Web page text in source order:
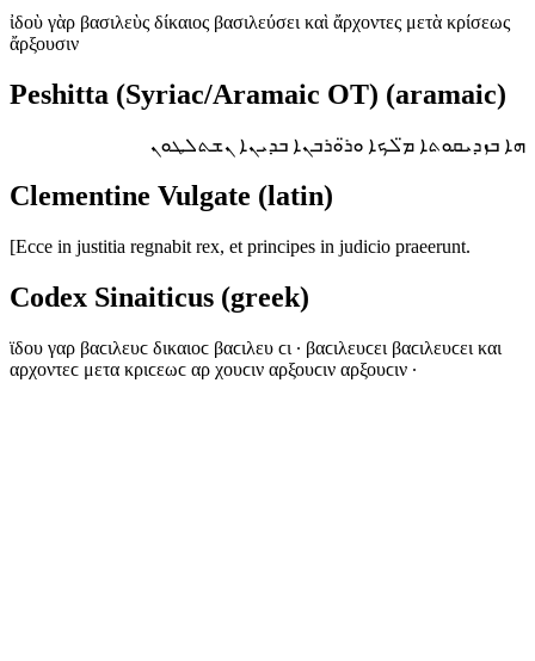
ἰδοὺ γὰρ βασιλεὺς δίκαιος βασιλεύσει καὶ ἄρχοντες μετὰ κρίσεως
ἄρξουσιν
Peshitta (Syriac/Aramaic OT) (aramaic)
ܗܐ ܒܙܕܝܩܘܬܐ ܡ̈ܠܟܐ ܘܪ̈ܘܪܒܢܐ ܒܕܝܢܐ ܢܫܬܠܛܘܢ
Clementine Vulgate (latin)
[Ecce in justitia regnabit rex, et principes in judicio praeerunt.
Codex Sinaiticus (greek)
ϊδου γαρ βαϲιλευϲ δικαιοϲ βαϲιλευ ϲι · βαϲιλευϲει βαϲιλευϲει και
αρχοντεϲ μετα κριϲεωϲ αρ χουϲιν αρξουϲιν αρξουϲιν ·